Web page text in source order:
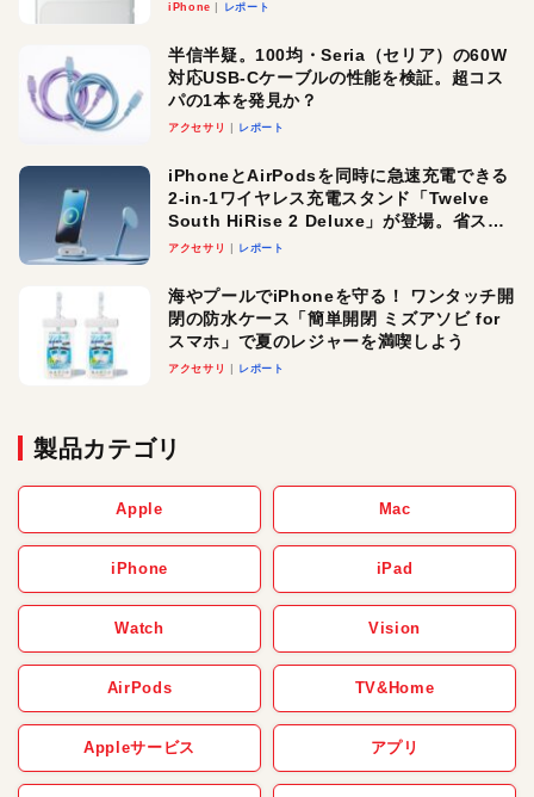
iPhone レポート
半信半疑。100均・Seria（セリア）の60W
対応USB-Cケーブルの性能を検証。超コス
パの1本を発見か？
アクセサリ レポート
iPhoneとAirPodsを同時に急速充電できる
2-in-1ワイヤレス充電スタンド「Twelve
South HiRise 2 Deluxe」が登場。省スペ
ースでおしゃれに充電したい人にオスス
アクセサリ レポート
海やプールでiPhoneを守る！ ワンタッチ開
閉の防水ケース「簡単開閉 ミズアソビ for
スマホ」で夏のレジャーを満喫しよう
アクセサリ レポート
製品カテゴリ
Apple Mac
iPhone iPad
Watch Vision
AirPods TV&Home
Appleサービス アプリ